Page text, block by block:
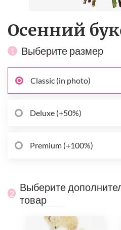
Осенний
1 Выберите размер
Classic (in photo)
Deluxe (+50%)
Premium (+100%)
2
Выберите
товар